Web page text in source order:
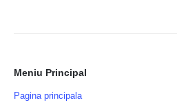
Meniu Principal
Pagina principala